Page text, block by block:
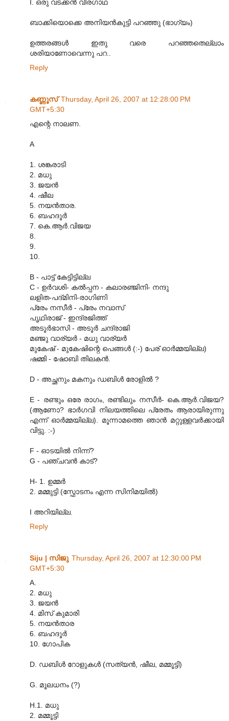
I. ഒരു വടക്കന്‍ വീരഗാഥ
ബാക്കിയൊക്കെ അനിയന്‍‌കുട്ടി പറഞ്ഞു (ഭാഗ്യം)
ഉത്തരങ്ങള്‍ ഇതു വരെ പറഞ്ഞതെല്ലാം
ശരിയാണോവെന്നു പറ..
Reply
കണ്ണൂസ്‌ Thursday, April 26, 2007 at 12:28:00 PM
GMT+5:30
എന്റെ നാലണ.
A
1. ശങ്കരാടി
2. മധു
3. ജയന്‍
4. ഷീല
5. നയന്‍താര.
6. ബഹദൂര്‍
7. കെ.ആര്‍.വിജയ
8.
9.
10.
B - പാട്ട്‌ കേട്ടിട്ടില്ല
C - ഉര്‍വശി- കല്‍പ്പന - കലാരഞ്ജിനി- നന്ദു
ലളിത-പദ്‌മിനി-രാഗിണി
പ്രേം നസീര്‍ - പ്രേം നവാസ്‌
പൃഥിരാജ്‌ - ഇന്ദ്രജിത്ത്‌
അടൂര്‍ഭാസി - അടൂര്‍ ചന്ദ്രാജി
മഞ്ജു വാര്യര്‍ - മധു വാര്യര്‍
മുകേഷ്‌ - മുകേഷിന്റെ പെങ്ങള്‍ (:-) പേര്‌ ഓര്‍മ്മയില്ല)
ഷമ്മി - ഷോബി തിലകന്‍.
D - അച്ഛനും മകനും ഡബിള്‍ രോളില്‍ ?
E - രണ്ടും ഒരേ രാഗം, രണ്ടിലും നസീര്‍- കെ.ആര്‍.വിജയ?
(ആണോ? ഭാര്‍ഗവി നിലയത്തിലെ പ്രേതം ആരായിരുന്നു
എന്ന് ഓര്‍മ്മയില്ല). മൂന്നാമത്തെ ഞാന്‍ മറ്റുള്ളവര്‍ക്കായി
വിട്ടു. :-)
F - ഓടയില്‍ നിന്ന്?
G - പഞ്ചവന്‍ കാട്‌?
H- 1. ഉമ്മര്‍
2. മമ്മുട്ടി (സ്ഫോടനം എന്ന സിനിമയില്‍)
I അറിയില്ല.
Reply
Siju | സിജു Thursday, April 26, 2007 at 12:30:00 PM
GMT+5:30
A.
2. മധു
3. ജയന്‍
4. മിസ് കുമാരി
5. നയന്‍‌താര
6. ബഹദൂര്‍
10. ഗോപിക
D. ഡബിള്‍ റോളുകള്‍ (സത്യന്‍, ഷീല, മമ്മൂട്ടി)
G. മൂലധനം (?)
H.1. മധു
2. മമ്മൂട്ടി